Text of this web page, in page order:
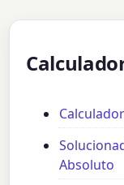
Absoluto